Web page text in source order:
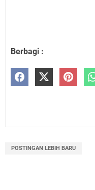
Berbagi :
POSTINGAN LEBIH BARU